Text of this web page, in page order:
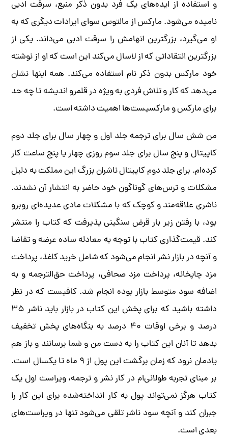
و استفاده از ایده‌های یک فرد بدون ذکر منبع، سرقت ادبی
نامیده می‌شود. مارکس از مالتوس سوای ایرادات دیگری که به
او می‌گیرد، بزرگترین اتهامش را سرقت ادبی می‌داند. یکی از
بزرگترین انتقاداتی که از لاسال می‌کند این است که او از نوشته‌
خود مارکس بدون ذکر نام استفاده می‌کند. همه‌ اینها نشان
می‌دهد که کار و تلاش فردی به ویژه در قلمرو اندیشه تا چه حد
برای مارکس و مارکسیست‌ها اهمیت داشته است.
من شش سال برای ترجمه‌ جلد اول و چهار سال برای جلد دوم
کاپیتال و پنج سال برای جلد سوم روزی چهار یا پنج ساعت کار
کرده‌ام. برای جلد دوم کاپیتال ناشران بزرگ این مملکت به دلیل
مشکلات و ترس‌های گوناگون خود حاضر به انتشار آن نشدند.
ناشری علاقه‌مند و کوچک که با مشکلات مادی عدیده‌ای روبرو
بود، با رفتن زیر بار قرض سنگینی پذیرفت که کتاب را منتشر
کند. قیمت‌گذاری کتاب با توجه به معادله ساده‌ عرضه و تقاضا
و آنچه در بازار نشر انجام می‌شود که شامل خرید کاغذ، پرداخت
مزد چاپخانه، پرداخت مزد صحافی، پرداخت حق‌الترجمه و به
اضافه سود متوسط بازار بوده انجام شد. کافیست که در نظر
داشته باشید که برای پخش این کتاب در بازار باید ناشر ۳۵
درصد و برخی اوقات ۴۰ درصد به بنگاه‌های پخش تخفیف
بدهد تا آنان این کتاب را به دست من و شما برسانند و باز هم
یادمان نرود که زمان برگشت این پول از ۹ ماه تا یکسال است.
بر مبنای تجربه طولانی‌ام در کار نشر و ترجمه، ویراست اول یک
کتاب هرگز نمی‌تواند پول به کار انداخته‌شده برای این کار را
جبران کند و آنچه سود ناشر تلقی می‌شود تنها در ویراست‌های
بعدی است.